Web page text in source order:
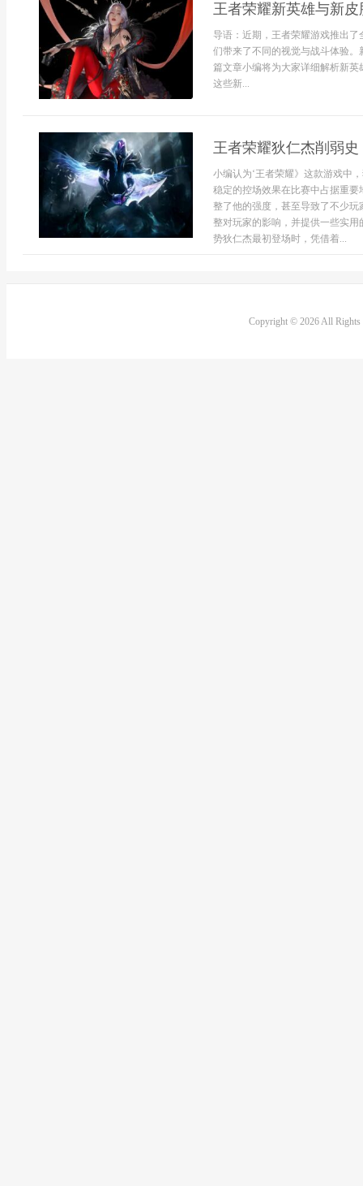
王者荣耀新英雄与新
导语：近期，王者荣耀游戏推出
们带来了不同的视觉与战斗体验
篇文章小编将为大家详细解析新
这些新...
王者荣耀狄仁杰削弱史
小编认为‘王者荣耀》这款游戏中
稳定的控场效果在比赛中占据重
整了他的强度，甚至导致了不少
整对玩家的影响，并提供一些实
势狄仁杰最初登场时，凭借着...
Copyright © 2026 All